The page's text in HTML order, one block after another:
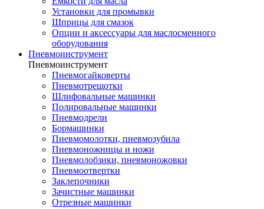
Установки для промывки
Шприцы для смазок
Опции и аксессуары для маслосменного
оборудования
Пневмоинструмент
Пневмоинструмент
Пневмогайковерты
Пневмотрещотки
Шлифовальные машинки
Полировальные машинки
Пневмодрели
Бормашинки
Пневмомолотки, пневмозубила
Пневмоножницы и ножи
Пневмолобзики, пневмоножовки
Пневмоотвертки
Заклепочники
Зачистные машинки
Отрезные машинки